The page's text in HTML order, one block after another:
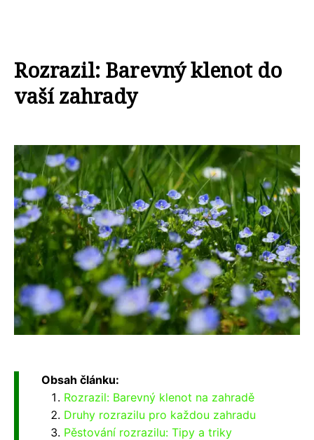
Rozrazil: Barevný klenot do
vaší zahrady
Obsah článku:
Rozrazil: Barevný klenot na zahradě
Druhy rozrazilu pro každou zahradu
Pěstování rozrazilu: Tipy a triky